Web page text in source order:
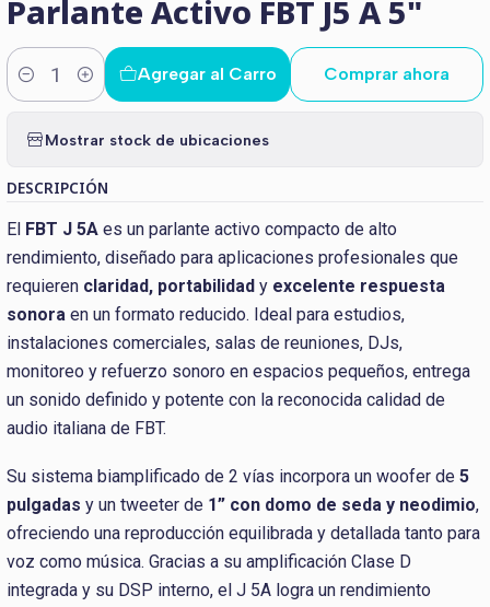
Parlante Activo FBT J5 A 5"
Cantidad
Agregar al Carro Comprar ahora
Mostrar stock de ubicaciones
DESCRIPCIÓN
El FBT J 5A es un parlante activo compacto de alto
rendimiento, diseñado para aplicaciones profesionales que
requieren claridad, portabilidad y excelente respuesta
sonora en un formato reducido. Ideal para estudios,
instalaciones comerciales, salas de reuniones, DJs,
monitoreo y refuerzo sonoro en espacios pequeños, entrega
un sonido definido y potente con la reconocida calidad de
audio italiana de FBT.
Su sistema biamplificado de 2 vías incorpora un woofer de 5
pulgadas y un tweeter de 1” con domo de seda y neodimio,
ofreciendo una reproducción equilibrada y detallada tanto para
voz como música. Gracias a su amplificación Clase D
integrada y su DSP interno, el J 5A logra un rendimiento